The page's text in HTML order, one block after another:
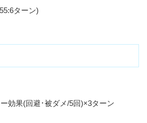
ターン)
効果(回避･被ダメ/5回)×3ターン